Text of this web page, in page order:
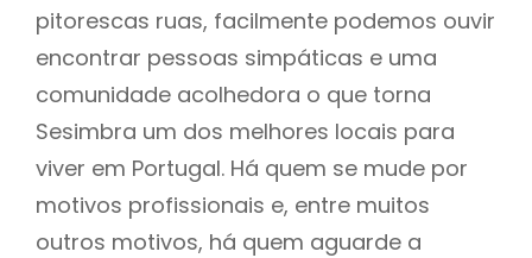
pitorescas ruas, facilmente podemos ouvir
encontrar pessoas simpáticas e uma
comunidade acolhedora o que torna
Sesimbra um dos melhores locais para
viver em Portugal. Há quem se mude por
motivos profissionais e, entre muitos
outros motivos, há quem aguarde a